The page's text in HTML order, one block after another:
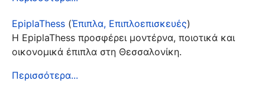
EpiplaThess (Έπιπλα, Επιπλοεπισκευές)
Η EpiplaThess προσφέρει μοντέρνα, ποιοτικά και
οικονομικά έπιπλα στη Θεσσαλονίκη.
Περισσότερα...